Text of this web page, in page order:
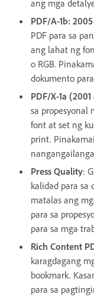
ang mga
PDF/A-1b:
PDF para sa
ang lahat ng
o RGB.
dokumento
PDF/X-1a
sa propesyonal
font at set ng
print.
Press Quality:
kalidad para
matalas ang
para sa
para sa mga
Rich Content
karagdagang
bookmark.
para sa